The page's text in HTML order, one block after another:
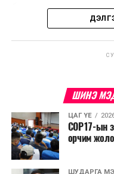
улсад өргөн ашиглаж
бодлогын газраас
ШИНЭ
ЦАГ ҮЕ
COP17-ын
орчим
ШУДАРГА